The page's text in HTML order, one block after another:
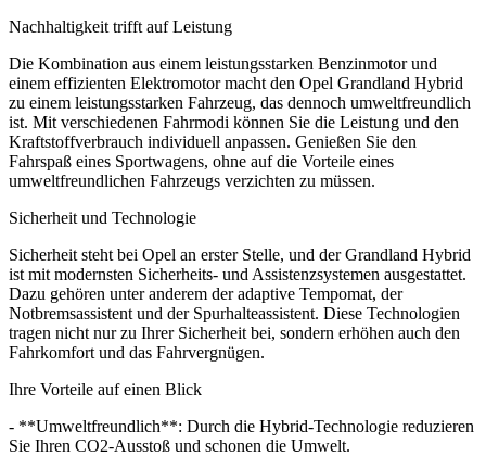
Nachhaltigkeit trifft auf Leistung
Die Kombination aus einem leistungsstarken Benzinmotor und
einem effizienten Elektromotor macht den Opel Grandland Hybrid
zu einem leistungsstarken Fahrzeug, das dennoch umweltfreundlich
ist. Mit verschiedenen Fahrmodi können Sie die Leistung und den
Kraftstoffverbrauch individuell anpassen. Genießen Sie den
Fahrspaß eines Sportwagens, ohne auf die Vorteile eines
umweltfreundlichen Fahrzeugs verzichten zu müssen.
Sicherheit und Technologie
Sicherheit steht bei Opel an erster Stelle, und der Grandland Hybrid
ist mit modernsten Sicherheits- und Assistenzsystemen ausgestattet.
Dazu gehören unter anderem der adaptive Tempomat, der
Notbremsassistent und der Spurhalteassistent. Diese Technologien
tragen nicht nur zu Ihrer Sicherheit bei, sondern erhöhen auch den
Fahrkomfort und das Fahrvergnügen.
Ihre Vorteile auf einen Blick
- **Umweltfreundlich**: Durch die Hybrid-Technologie reduzieren
Sie Ihren CO2-Ausstoß und schonen die Umwelt.